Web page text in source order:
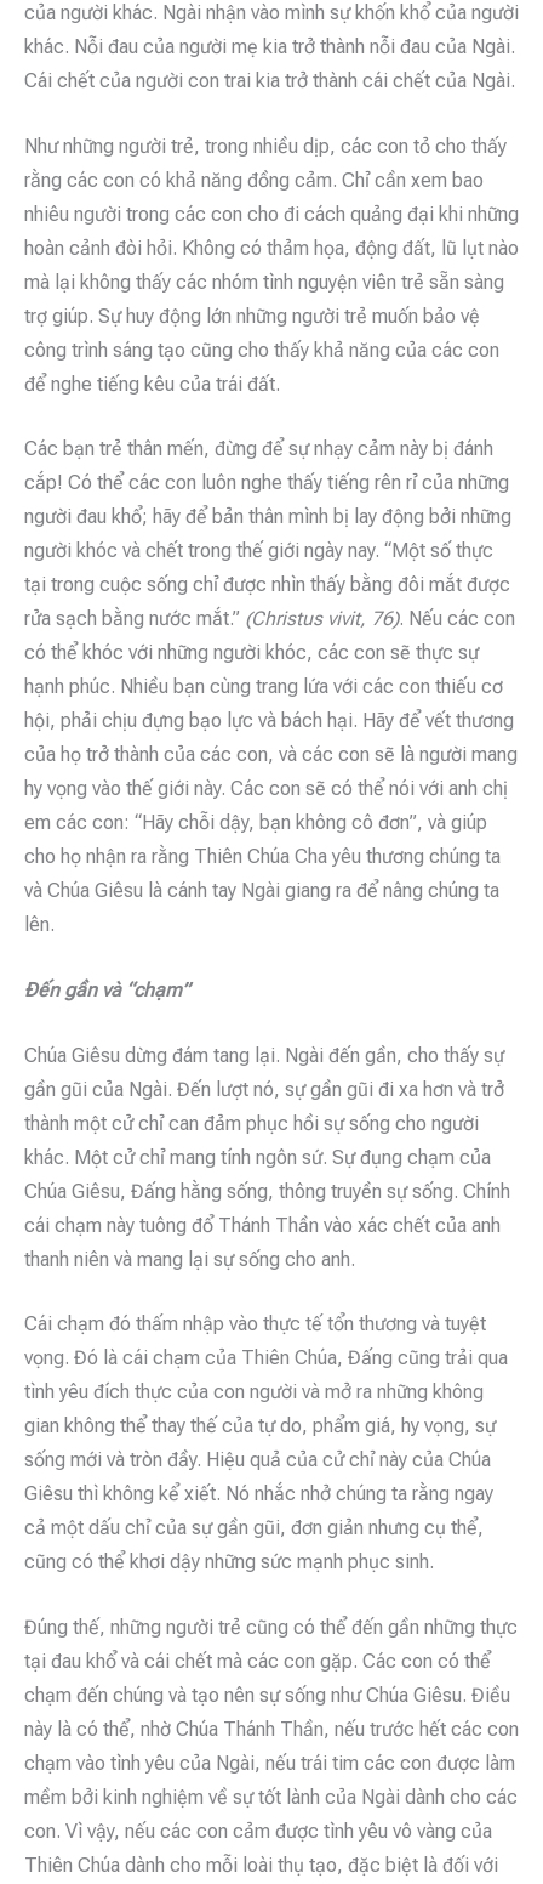
của người khác. Ngài nhận vào mình sự khốn khổ của người
khác. Nỗi đau của người mẹ kia trở thành nỗi đau của Ngài.
Cái chết của người con trai kia trở thành cái chết của Ngài.
Như những người trẻ, trong nhiều dịp, các con tỏ cho thấy
rằng các con có khả năng đồng cảm. Chỉ cần xem bao
nhiêu người trong các con cho đi cách quảng đại khi những
hoàn cảnh đòi hỏi. Không có thảm họa, động đất, lũ lụt nào
mà lại không thấy các nhóm tình nguyện viên trẻ sẵn sàng
trợ giúp. Sự huy động lớn những người trẻ muốn bảo vệ
công trình sáng tạo cũng cho thấy ​​khả năng của các con
để nghe tiếng kêu của trái đất.
Các bạn trẻ thân mến, đừng để sự nhạy cảm này bị đánh
cắp! Có thể các con luôn nghe thấy tiếng rên rỉ của những
người đau khổ; hãy để bản thân mình bị lay động bởi những
người khóc và chết trong thế giới ngày nay. “Một số thực
tại trong cuộc sống chỉ được nhìn thấy bằng đôi mắt được
rửa sạch bằng nước mắt.” (Christus vivit, 76). Nếu các con
có thể khóc với những người khóc, các con sẽ thực sự
hạnh phúc. Nhiều bạn cùng trang lứa với các con thiếu cơ
hội, phải chịu đựng bạo lực và bách hại. Hãy để vết thương
của họ trở thành của các con, và các con sẽ là người mang
hy vọng vào thế giới này. Các con sẽ có thể nói với anh chị
em các con: “Hãy chỗi dậy, bạn không cô đơn”, và giúp
cho họ nhận ra rằng Thiên Chúa Cha yêu thương chúng ta
và Chúa Giêsu là cánh tay Ngài giang ra để nâng chúng ta
lên.
Đến gần và “chạm”
Chúa Giêsu dừng đám tang lại. Ngài đến gần, cho thấy sự
gần gũi của Ngài. Đến lượt nó, sự gần gũi đi xa hơn và trở
thành một cử chỉ can đảm phục hồi sự sống cho người
khác. Một cử chỉ mang tính ngôn sứ. Sự đụng chạm của
Chúa Giêsu, Đấng hằng sống, thông truyền sự sống. Chính
cái chạm này tuông đổ Thánh Thần vào xác chết của anh
thanh niên và mang lại sự sống cho anh.
Cái chạm đó thấm nhập vào thực tế tổn thương và tuyệt
vọng. Đó là cái chạm của Thiên Chúa, Đấng cũng trải qua
tình yêu đích thực của con người và mở ra những không
gian không thể thay thế của tự do, phẩm giá, hy vọng, sự
sống mới và tròn đầy. Hiệu quả của cử chỉ này của Chúa
Giêsu thì không kể xiết. Nó nhắc nhở chúng ta rằng ngay
cả một dấu chỉ của sự gần gũi, đơn giản nhưng cụ thể,
cũng có thể khơi dậy những sức mạnh phục sinh.
Đúng thế, những người trẻ cũng có thể đến gần những thực
tại đau khổ và cái chết mà các con gặp. Các con có thể
chạm đến chúng và tạo nên sự sống như Chúa Giêsu. Điều
này là có thể, nhờ Chúa Thánh Thần, nếu trước hết các con
chạm vào tình yêu của Ngài, nếu trái tim các con được làm
mềm bởi kinh nghiệm về sự tốt lành của Ngài dành cho các
con. Vì vậy, nếu các con cảm được tình yêu vô vàng của
Thiên Chúa dành cho mỗi loài thụ tạo, đặc biệt là đối với